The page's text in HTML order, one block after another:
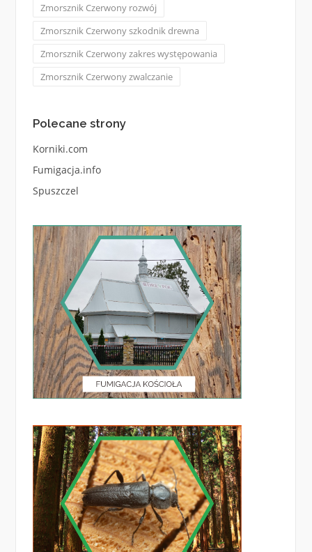
Zmorsznik Czerwony rozwój
Zmorsznik Czerwony szkodnik drewna
Zmorsznik Czerwony zakres występowania
Zmorsznik Czerwony zwalczanie
Polecane strony
Korniki.com
Fumigacja.info
Spuszczel